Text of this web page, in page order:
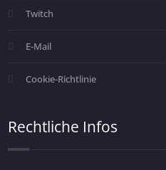
Twitch
E-Mail
Cookie-Richtlinie
Rechtliche Infos